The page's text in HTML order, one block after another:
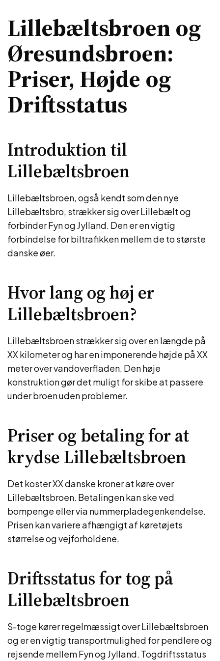
Lillebæltsbroen og
Øresundsbroen:
Priser, Højde og
Driftsstatus
Introduktion til
Lillebæltsbroen
Lillebæltsbroen, også kendt som den nye
Lillebæltsbro, strækker sig over Lillebælt og
forbinder Fyn og Jylland. Den er en vigtig
forbindelse for biltrafikken mellem de to største
danske øer.
Hvor lang og høj er
Lillebæltsbroen?
Lillebæltsbroen strækker sig over en længde på
XX kilometer og har en imponerende højde på XX
meter over vandoverfladen. Den høje
konstruktion gør det muligt for skibe at passere
under broen uden problemer.
Priser og betaling for at
krydse Lillebæltsbroen
Det koster XX danske kroner at køre over
Lillebæltsbroen. Betalingen kan ske ved
bompenge eller via nummerpladegenkendelse.
Prisen kan variere afhængigt af køretøjets
størrelse og vejforholdene.
Driftsstatus for tog på
Lillebæltsbroen
S-toge kører regelmæssigt over Lillebæltsbroen
og er en vigtig transportmulighed for pendlere og
rejsende mellem Fyn og Jylland. Togdriftsstatus